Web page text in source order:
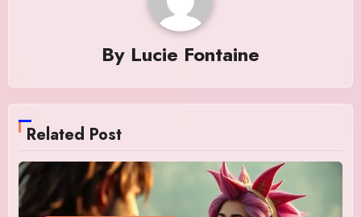
By Lucie Fontaine
Related Post